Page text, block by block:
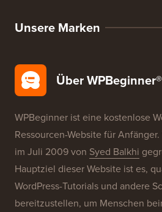
Unsere Marken
Über WPBeginner®
WPBeginner ist eine kostenlose
Ressourcen-Website für
im Juli 2009 von Syed Balkhi
Hauptziel dieser Website ist es,
WordPress-Tutorials und andere
bereitzustellen, um Menschen